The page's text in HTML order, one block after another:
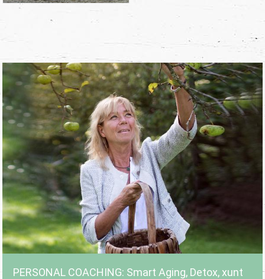
PERSONAL COACHING: Smart Aging, Detox, xunt